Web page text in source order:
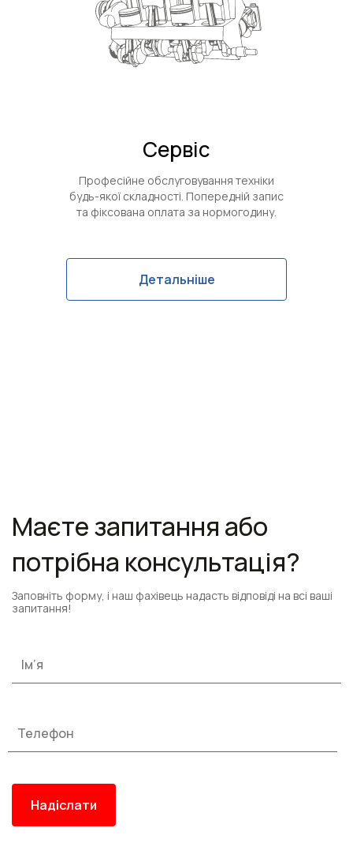
Сервіс
Професійне обслуговування техніки
будь-якої складності. Попередній запис
та фіксована оплата за нормогодину.
Детальніше
Маєте запитання або
потрібна консультація?
Заповніть форму, і наш фахівець надасть відповіді на всі ваші
запитання!